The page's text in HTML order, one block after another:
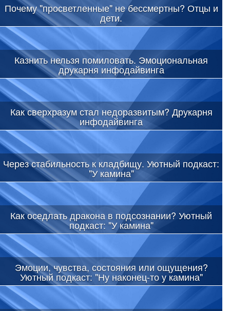
Почему "просветленные" не бессмертны? Отцы и
дети.
Казнить нельзя помиловать. Эмоциональная
друкарня инфодайвинга
Как сверхразум стал недоразвитым? Друкарня
инфодайвинга
Через стабильность к кладбищу. Уютный подкаст:
"У камина"
Как оседлать дракона в подсознании? Уютный
подкаст: "У камина"
Эмоции, чувства, состояния или ощущения?
Уютный подкаст: "Ну наконец-то у камина"